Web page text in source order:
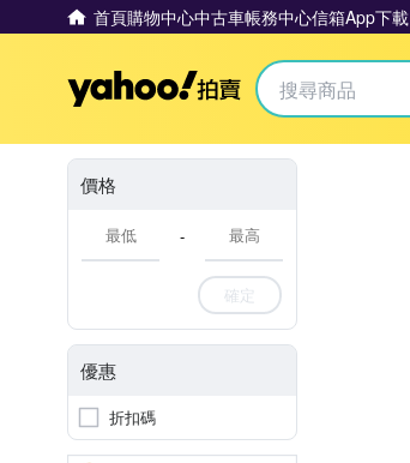
首頁購物中心中古車帳務中心信箱App下載
Yahoo拍賣
價格
-
確定
優惠
折扣碼